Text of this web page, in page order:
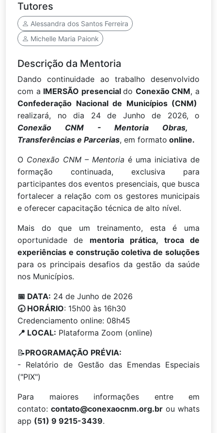
Tutores
Alessandra dos Santos Ferreira
Michelle Maria Paionk
Descrição da Mentoria
Dando continuidade ao trabalho desenvolvido
com a IMERSÃO presencialdo Conexão CNM, a
Confederação Nacional de Municípios (CNM)
realizará, no dia 24 de Junho de 2026, o
Conexão CNM - Mentoria Obras,
Transferências e Parcerias, em formato online.
O Conexão CNM – Mentoria é uma iniciativa de
formação continuada, exclusiva para
participantes dos eventos presenciais, que busca
fortalecer a relação com os gestores municipais
e oferecer capacitação técnica de alto nível.
Mais do que um treinamento, esta é uma
oportunidade de mentoria prática, troca de
experiências e construção coletiva de soluções
para os principais desafios da gestão da saúde
nos Municípios.
📅 DATA: 24 de Junho de 2026
🕣 HORÁRIO: 15h00 às 16h30
Credenciamento online: 08h45
📍 LOCAL: Plataforma Zoom (online)
📝PROGRAMAÇÃO PRÉVIA:
- Relatório de Gestão das Emendas Especiais
("PIX")
Para maiores informações entre em
contato: contato@conexaocnm.org.br ou whats
app (51) 9 9215-3439.